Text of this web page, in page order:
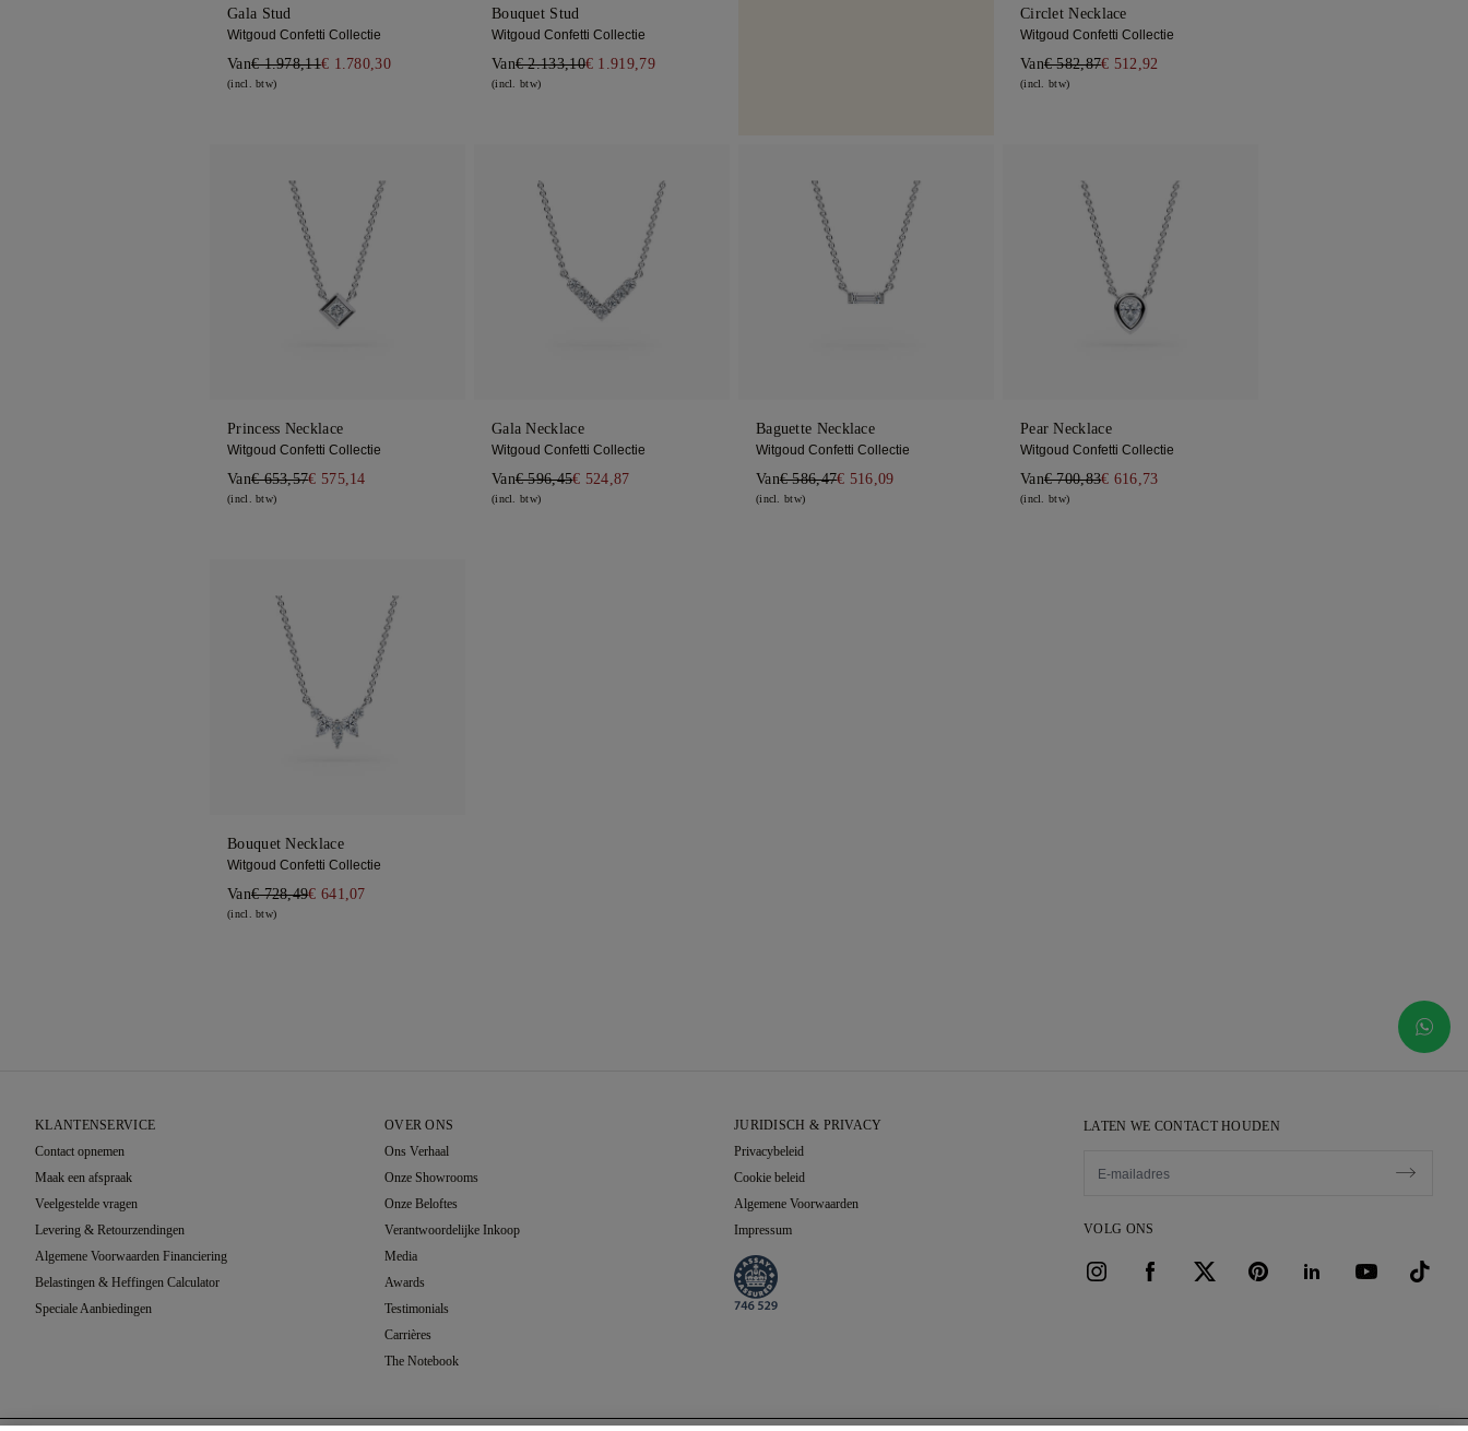
Gala Stud
Witgoud Confetti Collectie
Van€ 1.978,11€ 1.780,30
(incl. btw)
Bouquet Stud
Witgoud Confetti Collectie
Van€ 2.133,10€ 1.919,79
(incl. btw)
Circlet Necklace
Witgoud Confetti Collectie
Van€ 582,87€ 512,92
(incl. btw)
Princess Necklace
Witgoud Confetti Collectie
Van€ 653,57€ 575,14
(incl. btw)
Gala Necklace
Witgoud Confetti Collectie
Van€ 596,45€ 524,87
(incl. btw)
Baguette Necklace
Witgoud Confetti Collectie
Van€ 586,47€ 516,09
(incl. btw)
Pear Necklace
Witgoud Confetti Collectie
Van€ 700,83€ 616,73
(incl. btw)
Bouquet Necklace
Witgoud Confetti Collectie
Van€ 728,49€ 641,07
(incl. btw)
LATEN WE CONTACT HOUDEN
VOLG ONS
KLANTENSERVICE
Contact opnemen
Maak een afspraak
Veelgestelde vragen
Levering & Retourzendingen
Algemene Voorwaarden Financiering
Belastingen & Heffingen Calculator
Speciale Aanbiedingen
OVER ONS
Ons Verhaal
Onze Showrooms
Onze Beloftes
Verantwoordelijke Inkoop
Media
Awards
Testimonials
Carrières
The Notebook
JURIDISCH & PRIVACY
Privacybeleid
Cookie beleid
Algemene Voorwaarden
Impressum